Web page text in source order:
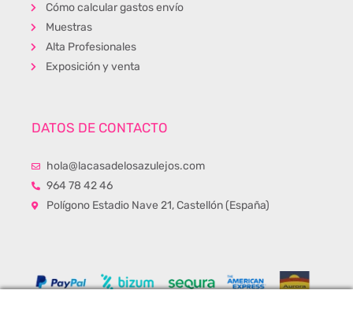
Cómo calcular gastos envío
Muestras
Alta Profesionales
Exposición y venta
DATOS DE CONTACTO
hola@lacasadelosazulejos.com
964 78 42 46
Polígono Estadio Nave 21, Castellón (España)